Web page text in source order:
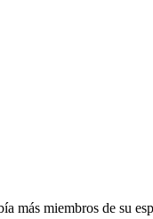
más miembros de su